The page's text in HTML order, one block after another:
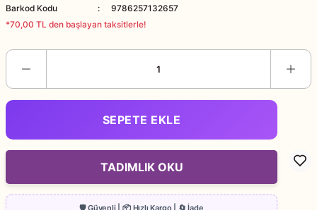
Barkod Kodu
9786257132657
*70,00 TL den başlayan taksitlerle!
SEPETE EKLE
TADIMLIK OKU